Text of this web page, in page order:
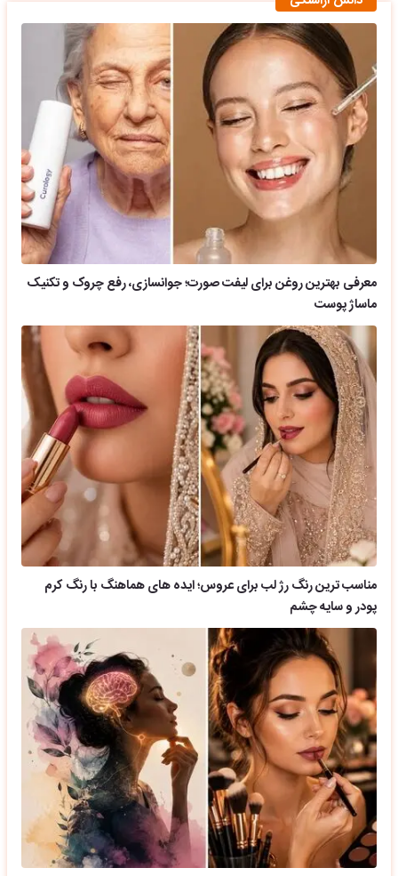
معرفی بهترین روغن برای لیفت صورت؛ جوانسازی، رفع چروک و تکنیک
ماساژ پوست
مناسب ترین رنگ رژ لب برای عروس؛ ایده های هماهنگ با رنگ کرم
پودر و سایه چشم